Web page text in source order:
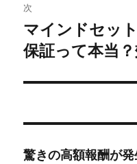
ー
シ
次
次
の
稿:
マインドセッ
保証って本当
驚きの高額報酬が発